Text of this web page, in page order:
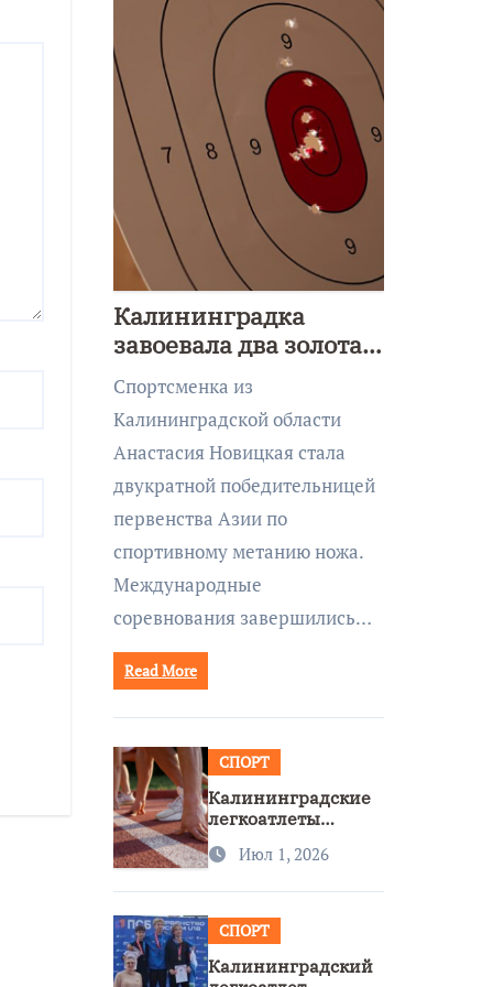
Калининградка
завоевала два золота
первенства Азии по
метанию ножа
Спортсменка из
Калининградской области
Анастасия Новицкая стала
двукратной победительницей
первенства Азии по
спортивному метанию ножа.
Международные
соревнования завершились…
Read More
СПОРТ
Калининградские
легкоатлеты
бронзы на
Июл 1, 2026
СПОРТ
Калининградский